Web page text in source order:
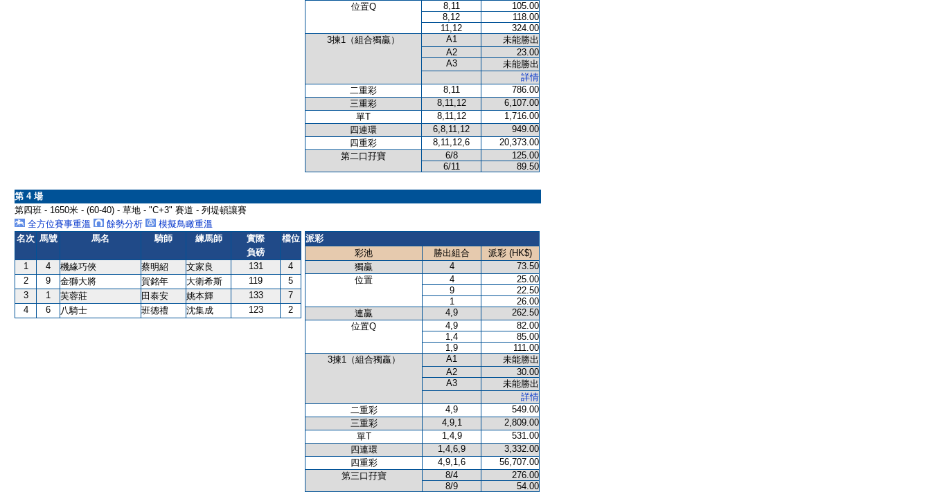
位置Q
8,11
105.00
8,12
118.00
11,12
324.00
3揀1（組合獨贏）
A1
未能勝出
A2
23.00
A3
未能勝出
詳情
二重彩
8,11
786.00
三重彩
8,11,12
6,107.00
單T
8,11,12
1,716.00
四連環
6,8,11,12
949.00
四重彩
8,11,12,6
20,373.00
第二口孖寶
6/8
125.00
6/11
89.50
第 4 場
第四班 - 1650米 - (60-40) - 草地 - "C+3" 賽道 - 列堤頓讓賽
全方位賽事重溫
餘勢分析
模擬鳥瞰重溫
名次 馬號 馬名 騎師 練馬師
實際
負磅
檔位
1 4 機緣巧俠 蔡明紹 文家良 131
4
2
9 金獅大將 賀銘年 大衛希斯 119
5
3
1 芙蓉莊 田泰安 姚本輝 133
7
4
6 八騎士 班德禮 沈集成 123 2
派彩
彩池
勝出組合
派彩 (HK$)
獨贏
4
73.50
位置
4
25.00
9
22.50
1
26.00
連贏
4,9
262.50
位置Q
4,9
82.00
1,4
85.00
1,9
111.00
3揀1（組合獨贏）
A1
未能勝出
A2
30.00
A3
未能勝出
詳情
二重彩
4,9
549.00
三重彩
4,9,1
2,809.00
單T
1,4,9
531.00
四連環
1,4,6,9
3,332.00
四重彩
4,9,1,6
56,707.00
第三口孖寶
8/4
276.00
8/9
54.00